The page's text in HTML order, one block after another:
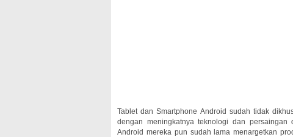
Tablet dan Smartphone Android sudah tidak
dengan meningkatnya teknologi dan
Android mereka pun sudah lama menargetkan